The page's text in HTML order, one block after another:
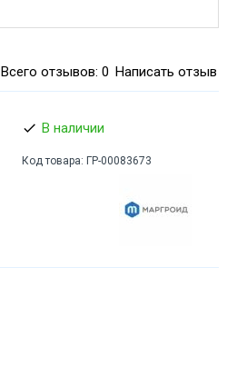
Всего отзывов: 0 Написать отзыв
В наличии
Код товара: ГР-00083673